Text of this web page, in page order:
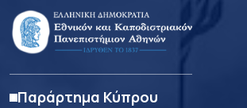
Παράρτημα Κύπρου